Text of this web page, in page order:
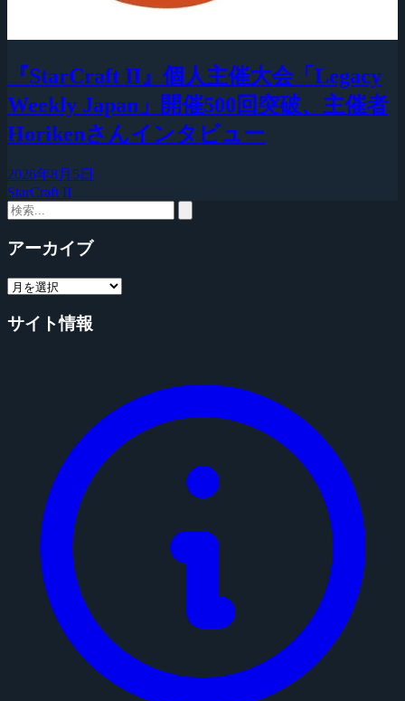
『StarCraft II』個人主催大会「Legacy
Weekly Japan」開催500回突破、主催者
Horikenさんインタビュー
2026年8月5日
StarCraft II
アーカイブ
サイト情報